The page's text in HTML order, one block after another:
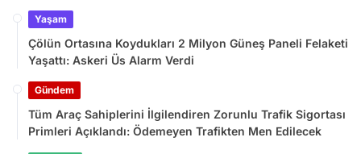
Yaşam
Çölün Ortasına Koydukları 2 Milyon Güneş Paneli Felaketi
Yaşattı: Askeri Üs Alarm Verdi
Gündem
Tüm Araç Sahiplerini İlgilendiren Zorunlu Trafik Sigortası
Primleri Açıklandı: Ödemeyen Trafikten Men Edilecek